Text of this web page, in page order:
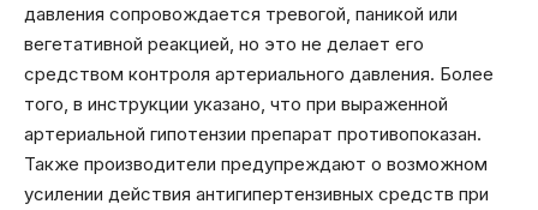
давления сопровождается тревогой, паникой или
вегетативной реакцией, но это не делает его
средством контроля артериального давления. Более
того, в инструкции указано, что при выраженной
артериальной гипотензии препарат противопоказан.
Также производители предупреждают о возможном
усилении действия антигипертензивных средств при